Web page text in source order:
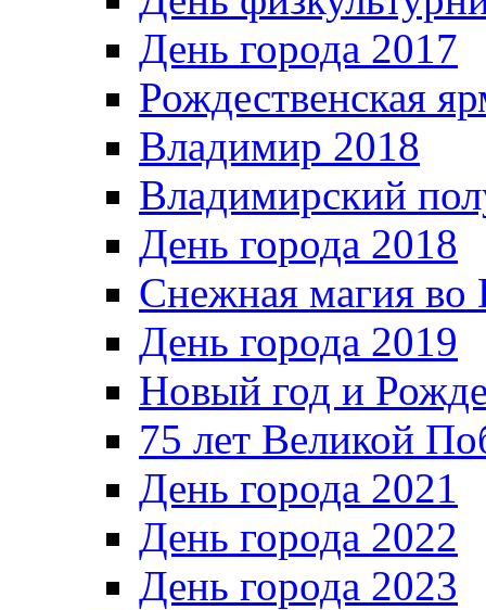
День города 2017
Рождественская
Владимир 2018
Владимирский
День города 2018
Снежная магия во
День города 2019
Новый год и
75 лет Великой
День города 2021
День города 2022
День города 2023